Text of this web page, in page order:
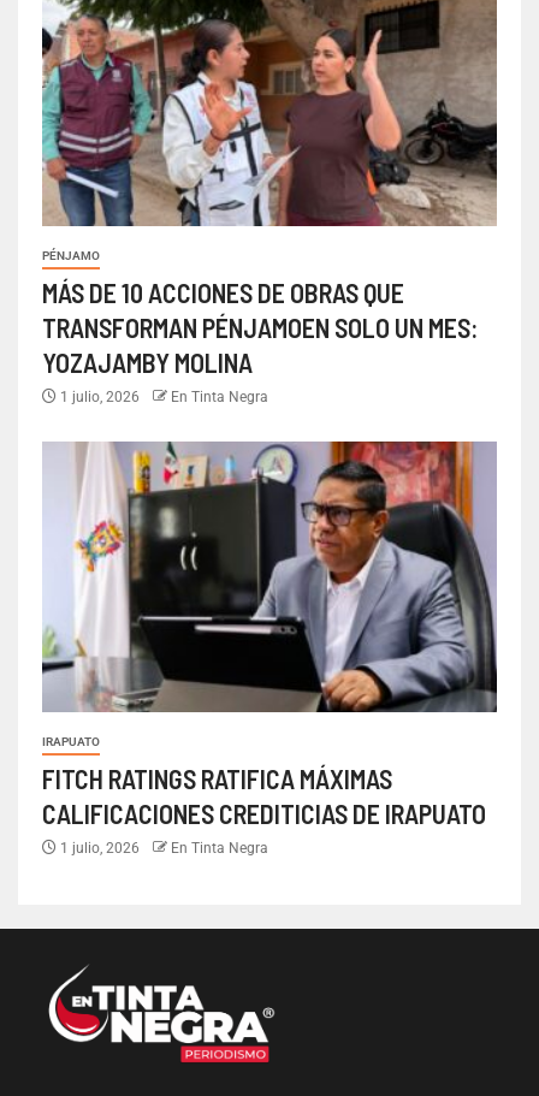
PÉNJAMO
MÁS DE 10 ACCIONES DE OBRAS QUE
TRANSFORMAN PÉNJAMOEN SOLO UN MES:
YOZAJAMBY MOLINA
1 julio, 2026 En Tinta Negra
IRAPUATO
FITCH RATINGS RATIFICA MÁXIMAS
CALIFICACIONES CREDITICIAS DE IRAPUATO
1 julio, 2026 En Tinta Negra